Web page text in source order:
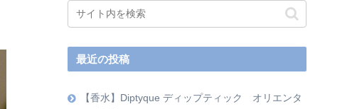
最近の投稿
【香水】Diptyque ディップティック オリエンタ